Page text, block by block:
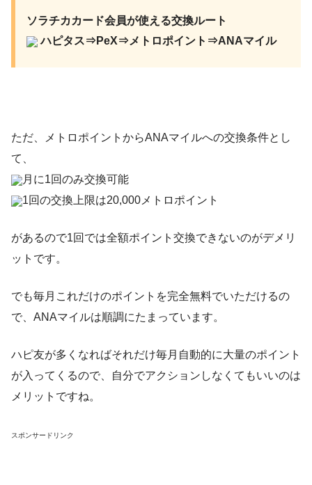
ソラチカカード会員が使える交換ルート
ハピタス⇒PeX⇒メトロポイント⇒ANAマイル
ただ、メトロポイントからANAマイルへの交換条件とし
て、
月に1回のみ交換可能
1回の交換上限は20,000メトロポイント
があるので1回では全額ポイント交換できないのがデメリ
ットです。
でも毎月これだけのポイントを完全無料でいただけるの
で、ANAマイルは順調にたまっています。
ハピ友が多くなればそれだけ毎月自動的に大量のポイント
が入ってくるので、自分でアクションしなくてもいいのは
メリットですね。
スポンサードリンク